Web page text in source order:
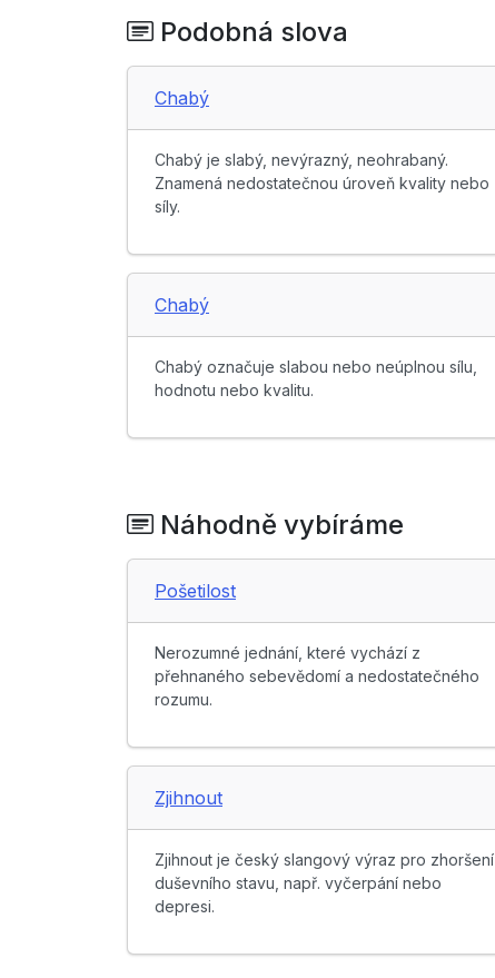
Podobná slova
Chabý
Chabý je slabý, nevýrazný, neohrabaný.
Znamená nedostatečnou úroveň kvality nebo
síly.
Chabý
Chabý označuje slabou nebo neúplnou sílu,
hodnotu nebo kvalitu.
Náhodně vybíráme
Pošetilost
Nerozumné jednání, které vychází z
přehnaného sebevědomí a nedostatečného
rozumu.
Zjihnout
Zjihnout je český slangový výraz pro zhoršení
duševního stavu, např. vyčerpání nebo
depresi.